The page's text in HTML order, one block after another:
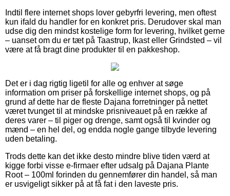
Indtil flere internet shops lover gebyrfri levering, men oftest
kun ifald du handler for en konkret pris. Derudover skal man
udse dig den mindst kostelige form for levering, hvilket gerne
– uanset om du er tæt på Taastrup, Ikast eller Grindsted – vil
være at få bragt dine produkter til en pakkeshop.
Det er i dag rigtig ligetil for alle og enhver at søge
information om priser på forskellige internet shops, og på
grund af dette har de fleste Dajana forretninger på nettet
været tvunget til at mindske prisniveauet på en række af
deres varer – til piger og drenge, samt også til kvinder og
mænd – en hel del, og endda nogle gange tilbyde levering
uden betaling.
Trods dette kan det ikke desto mindre blive tiden værd at
kigge forbi visse e-firmaer efter udsalg på Dajana Plante
Root – 100ml forinden du gennemfører din handel, så man
er usvigeligt sikker på at få fat i den laveste pris.